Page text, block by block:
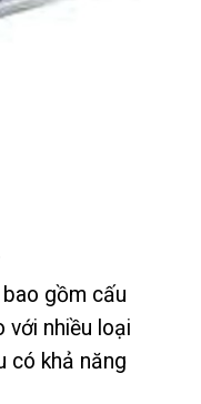
gồm cấu
nhiều loại
có khả năng